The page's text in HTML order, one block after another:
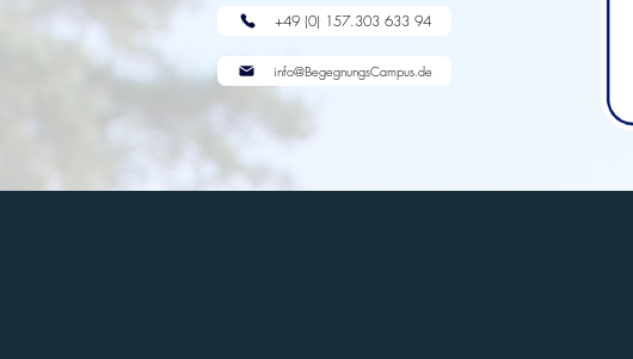
+49 (0) 157.303 633 94
info@BegegnungsCampus.de